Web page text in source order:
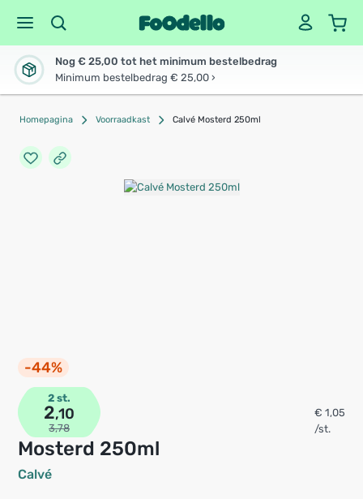
Nog € 25,00 tot het minimum bestelbedrag
Minimum bestelbedrag € 25,00 ›
Homepagina Voorraadkast Calvé Mosterd 250ml
-44%
Mosterd 250ml
Calvé
2 st.
2,10
3,78
€ 1,05
/st.